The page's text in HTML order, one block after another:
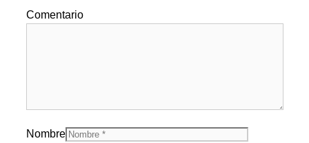
Comentario
Nombre